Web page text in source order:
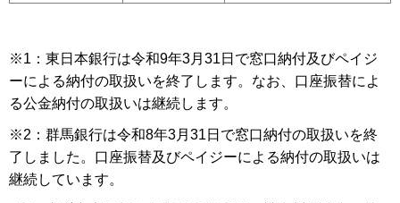
※1：東日本銀行は令和9年3月31日で窓口納付及びペイジ
ーによる納付の取扱いを終了します。なお、口座振替によ
る公金納付の取扱いは継続します。
※2：群馬銀行は令和8年3月31日で窓口納付の取扱いを終
了しました。口座振替及びペイジーによる納付の取扱いは
継続しています。